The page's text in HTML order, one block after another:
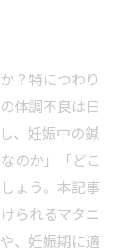
？特につわり
体調不良は日
、妊娠中の鍼
のか」「どこ
ょう。本記事
られるマタニ
、妊娠期に適